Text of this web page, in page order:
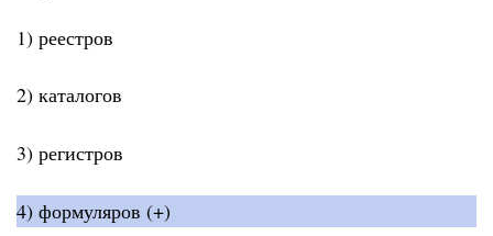
1) реестров
2) каталогов
3) регистров
4) формуляров (+)